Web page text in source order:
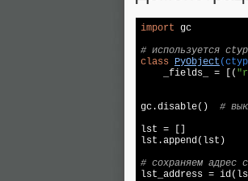
import gc
# используется
class
PyObject
_fields_ = [(
gc.disable() #
lst = []
lst.append(lst)
# сохраняем адрес
lst_address =